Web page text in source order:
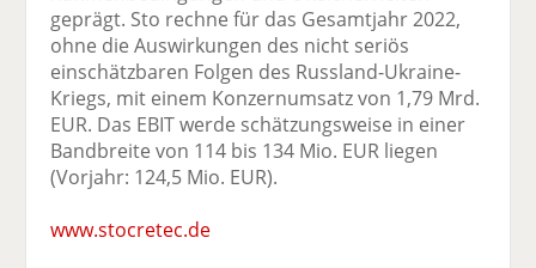
geprägt. Sto rechne für das Gesamtjahr 2022,
ohne die Auswirkungen des nicht seriös
einschätzbaren Folgen des Russland-Ukraine-
Kriegs, mit einem Konzernumsatz von 1,79 Mrd.
EUR. Das EBIT werde schätzungsweise in einer
Bandbreite von 114 bis 134 Mio. EUR liegen
(Vorjahr: 124,5 Mio. EUR).
www.stocretec.de